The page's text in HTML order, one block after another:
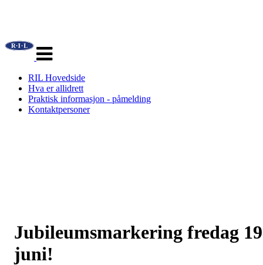
navigasjon
RIL Hovedside
Hva er allidrett
Praktisk informasjon - påmelding
Kontaktpersoner
Jubileumsmarkering fredag
juni!